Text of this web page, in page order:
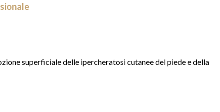
superficiale delle ipercheratosi cutanee del piede e della